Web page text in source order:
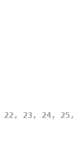
23, 24, 25,